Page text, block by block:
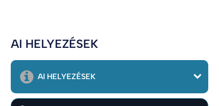
AI HELYEZÉSEK
AI HELYEZÉSEK